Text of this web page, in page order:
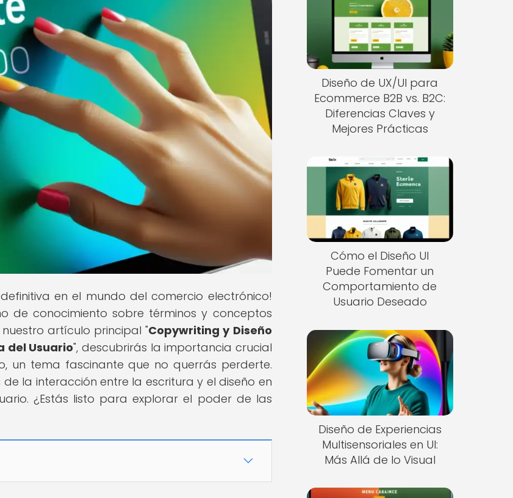
en el mundo del comercio electrónico!
de conocimiento sobre términos y conceptos
artículo principal "Copywriting y Diseño
del Usuario", descubrirás la importancia crucial
un tema fascinante que no querrás perderte.
la interacción entre la escritura y el diseño en
¿Estás listo para explorar el poder de las
Diseño de UX/UI para
Ecommerce B2B vs. B2C:
Diferencias Claves y
Mejores Prácticas
Cómo el Diseño UI
Puede Fomentar un
Comportamiento de
Usuario Deseado
Diseño de Experiencias
Multisensoriales en UI:
Más Allá de lo Visual